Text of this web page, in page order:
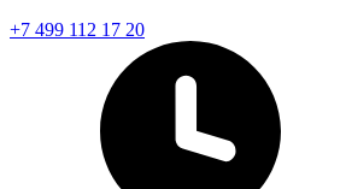
+7 499 112 17 20